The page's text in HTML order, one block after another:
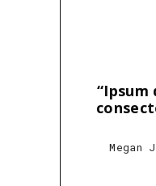
Megan